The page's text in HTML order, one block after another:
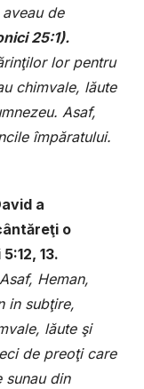
de
25:1).
lor pentru
chimvale, lăute
Asaf,
împăratului.
a
o
13.
Heman,
in subţire,
lăute şi
de preoţi care
sunau din